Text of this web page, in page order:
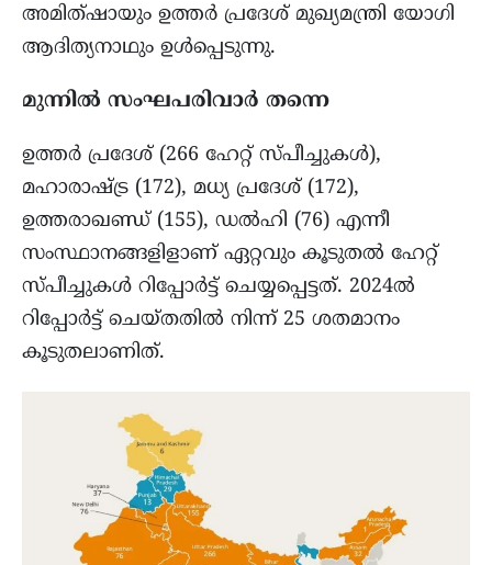
അമിത്ഷായും ഉത്തർ പ്രദേശ് മുഖ്യമന്ത്രി യോഗി
ആദിത്യനാഥും ഉൾപ്പെടുന്നു.
മുന്നിൽ സംഘപരിവാർ തന്നെ
ഉത്തർ പ്രദേശ് (266 ഹേറ്റ് സ്പീച്ചുകൾ),
മഹാരാഷ്ട്ര (172), മധ്യ പ്രദേശ് (172),
ഉത്തരാഖണ്ഡ് (155), ഡൽഹി (76) എന്നീ
സംസ്ഥാനങ്ങളിളാണ് ഏറ്റവും കൂടുതൽ ഹേറ്റ്
സ്പീച്ചുകൾ റിപ്പോർട്ട്‌ ചെയ്യപ്പെട്ടത്. 2024ൽ
റിപ്പോർട്ട്‌ ചെയ്തതിൽ നിന്ന് 25 ശതമാനം
കൂടുതലാണിത്.